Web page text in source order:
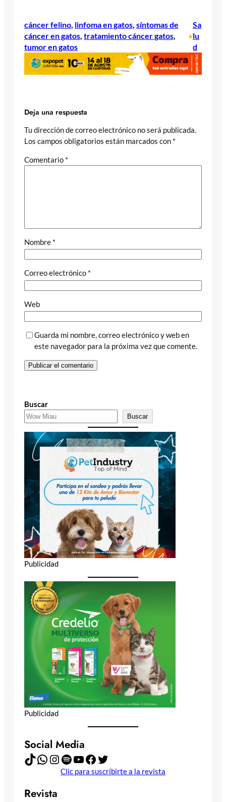
cáncer felino, linfoma en gatos, síntomas de
cáncer en gatos, tratamiento cáncer gatos
tumor en gatos
•
Sa
lu
d
Deja una respuesta
Tu dirección de correo electrónico no será publicada.
Los campos obligatorios están marcados con *
Comentario *
Nombre *
Correo electrónico *
Web
Guarda mi nombre, correo electrónico y web en
este navegador para la próxima vez que comente.
Buscar
Buscar
Publicidad
Publicidad
Social Media
TikTok WhatsApp Instagram Spotify YouTube Facebook Twitter
Clic para suscribirte a la revista
Revista